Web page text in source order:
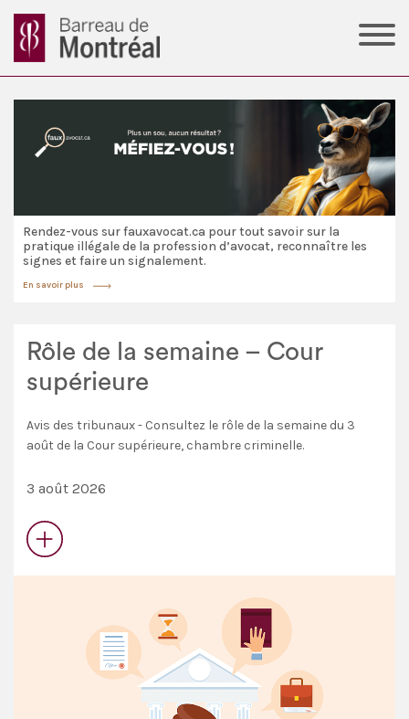
Rendez-vous sur fauxavocat.ca pour tout savoir sur la
pratique illégale de la profession d’avocat, reconnaître les
signes et faire un signalement.
En savoir plus
Rôle de la semaine – Cour
supérieure
Avis des tribunaux - Consultez le rôle de la semaine du 3
août de la Cour supérieure, chambre criminelle.
3 août 2026